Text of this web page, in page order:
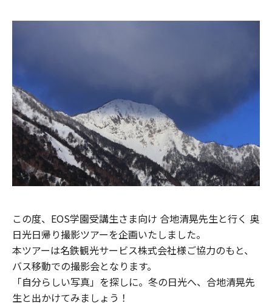
この度、EOS学園受講生さま向け 合地清晃先生と行く 奥
日光日帰り撮影ツアーを企画いたしました。
本ツアーは名鉄観光サービス株式会社様ご協力のもと、
バス移動での撮影会となります。
「自分らしい写真」を探しに。冬の日光へ、合地清晃先
生と出かけてみましょう！